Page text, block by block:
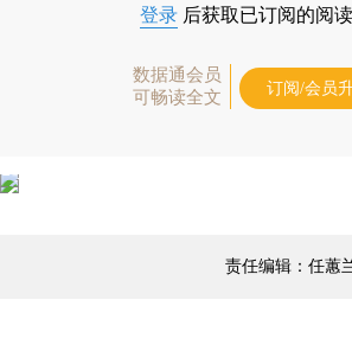
登录 后获取已订阅的阅
数据通会员
可畅读全文
订阅/会员
责任编辑：任蕙